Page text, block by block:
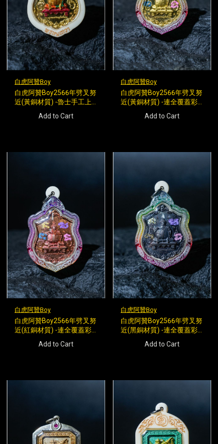
白虎阿贊Boy
白虎阿贊Boy2566年劈叉努
近(黃銅材質) -魯士手工上
Add to Cart
白虎阿贊Boy
白虎阿贊Boy2566年劈叉努
近(黃銅材質) -連全覆蓋彩
Add to Cart
白虎阿贊Boy
白虎阿贊Boy2566年劈叉努
近(紅銅材質) -連全覆蓋彩
虹殼(背後一型無頭虎)
Add to Cart
白虎阿贊Boy
白虎阿贊Boy2566年劈叉努
近(黑銅材質) -連全覆蓋彩
虹殼(背後一型無頭虎)
Add to Cart